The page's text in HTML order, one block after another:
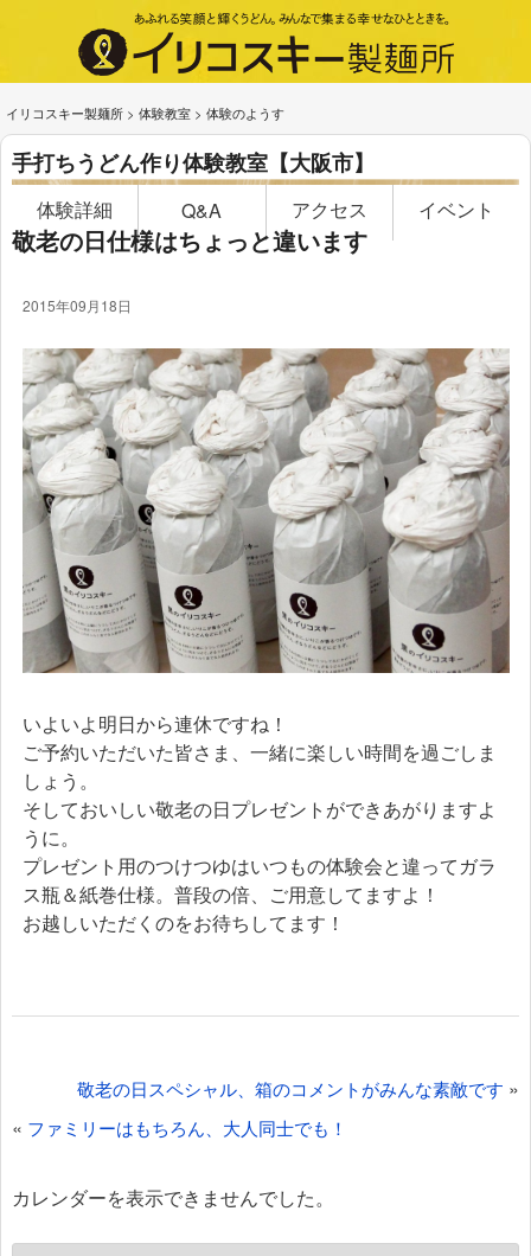
イリコスキー製麺所 > 体験教室 > 体験のようす
手打ちうどん作り体験教室【大阪市】
体験詳細 Q&A アクセス イベント
敬老の日仕様はちょっと違います
2015年09月18日
いよいよ明日から連休ですね！
ご予約いただいた皆さま、一緒に楽しい時間を過ごしま
しょう。
そしておいしい敬老の日プレゼントができあがりますよ
うに。
プレゼント用のつけつゆはいつもの体験会と違ってガラ
ス瓶＆紙巻仕様。普段の倍、ご用意してますよ！
お越しいただくのをお待ちしてます！
稿
ビ
敬老の日スペシャル、箱のコメントがみんな素敵です »
« ファミリーはもちろん、大人同士でも！
カレンダーを表示できませんでした。